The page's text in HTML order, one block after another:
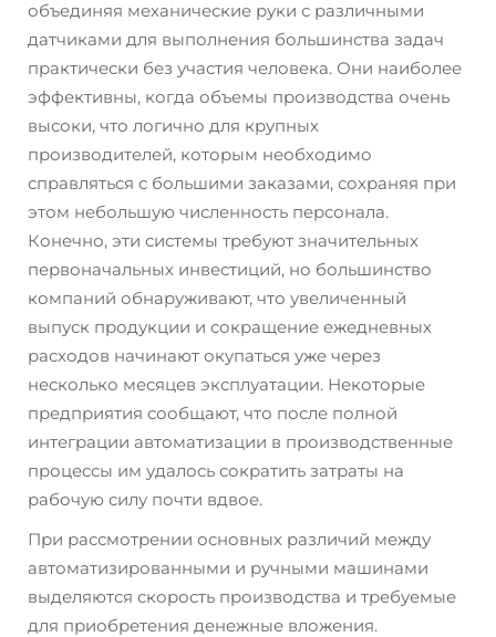
объединяя механические руки с различными
датчиками для выполнения большинства задач
практически без участия человека. Они наиболее
эффективны, когда объемы производства очень
высоки, что логично для крупных
производителей, которым необходимо
справляться с большими заказами, сохраняя при
этом небольшую численность персонала.
Конечно, эти системы требуют значительных
первоначальных инвестиций, но большинство
компаний обнаруживают, что увеличенный
выпуск продукции и сокращение ежедневных
расходов начинают окупаться уже через
несколько месяцев эксплуатации. Некоторые
предприятия сообщают, что после полной
интеграции автоматизации в производственные
процессы им удалось сократить затраты на
рабочую силу почти вдвое.
При рассмотрении основных различий между
автоматизированными и ручными машинами
выделяются скорость производства и требуемые
для приобретения денежные вложения.